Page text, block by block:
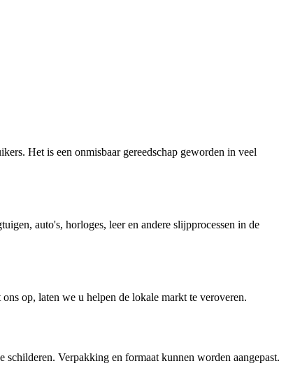
Het is een onmisbaar gereedschap geworden in veel
auto's, horloges, leer en andere slijpprocessen in de
op, laten we u helpen de lokale markt te veroveren.
Verpakking en formaat kunnen worden aangepast.